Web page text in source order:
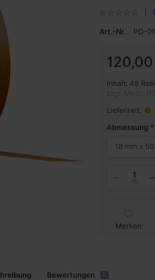
Art.-Nr. PD-
Inhalt: 48
Lieferzeit:
Abmessung
18 mm x
VE
Merken
Bewertungen 0